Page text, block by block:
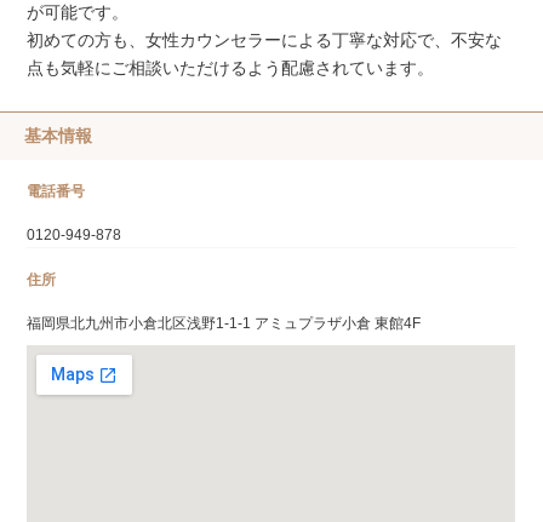
が可能です。
初めての方も、女性カウンセラーによる丁寧な対応で、不安な
点も気軽にご相談いただけるよう配慮されています。
基本情報
電話番号
0120-949-878
住所
福岡県北九州市小倉北区浅野1-1-1 アミュプラザ小倉 東館4F